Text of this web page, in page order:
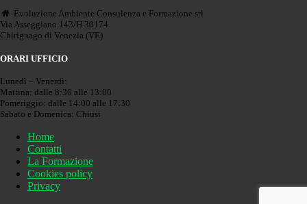
Evoluzione Ambiente Consulenza e Formazione srl
Via Asseggiano 143/H 30174
Chirignago di Venezia (VE)
ORARI UFFICIO
Lunedì – Venerdì:
Mattina: dalle 8:30 alle 13:00
Pomeriggio: dalle 14:00 alle 17:30
Sabato e Domenica: Chiusi
Home
Contatti
La Formazione
Cookies policy
Privacy